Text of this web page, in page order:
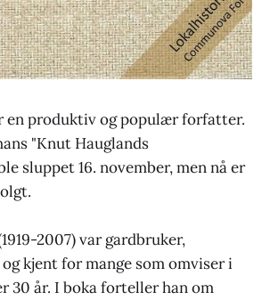
en produktiv og populær forfatter.
"Knut Hauglands
sluppet 16. november, men nå er
2007) var gardbruker,
kjent for mange som omviser i
30 år. I boka forteller han om